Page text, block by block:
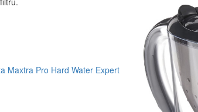
Maxtra Pro Hard Water Expert